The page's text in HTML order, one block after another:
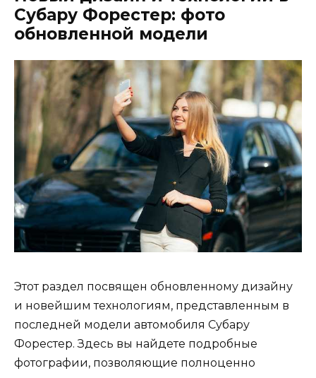
Субару Форестер: фото
обновленной модели
Этот раздел посвящен обновленному дизайну
и новейшим технологиям, представленным в
последней модели автомобиля Субару
Форестер. Здесь вы найдете подробные
фотографии, позволяющие полноценно